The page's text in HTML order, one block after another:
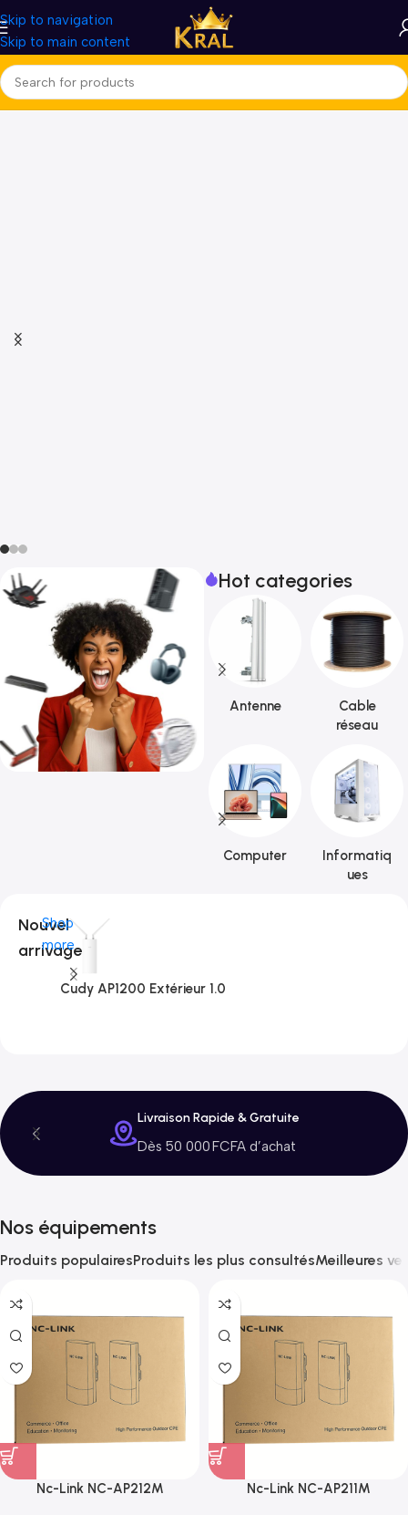
Skip to navigation
Skip to main content
Hot categories
Antenne
Cable
réseau
Computer
Informatiq
ues
Nouvel
arrivage
Shop
more
Cudy AP1200 Extérieur 1.0
Livraison Rapide & Gratuite
Dès 50 000 FCFA d’achat
Nos équipements
Produits populairesProduits les plus consultésMeilleures
Nc-Link NC-AP212M Nc-Link NC-AP211M